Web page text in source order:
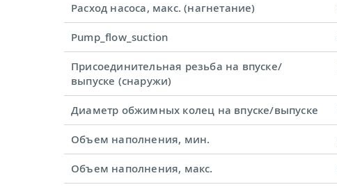
Расход насоса, макс. (нагнетание)
Pump_flow_suction
Присоединительная резьба на впуске/
выпуске (снаружи)
Диаметр обжимных колец на впуске/выпуске
Объем наполнения, мин.
Объем наполнения, макс.